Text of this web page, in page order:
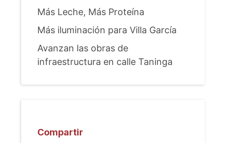
Más Leche, Más Proteína
Más iluminación para Villa García
Avanzan las obras de
infraestructura en calle Taninga
Compartir